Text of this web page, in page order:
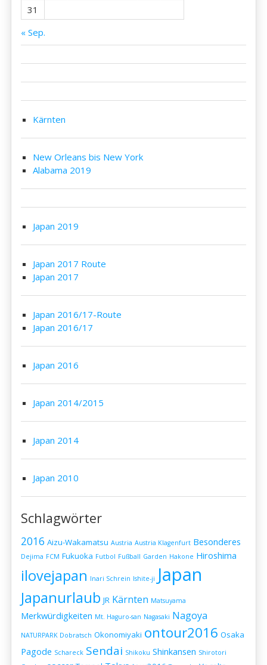
31
« Sep.
Kärnten
New Orleans bis New York
Alabama 2019
Japan 2019
Japan 2017 Route
Japan 2017
Japan 2016/17-Route
Japan 2016/17
Japan 2016
Japan 2014/2015
Japan 2014
Japan 2010
Schlagwörter
2016 Aizu-Wakamatsu Austria Austria Klagenfurt Besonderes
Dejima FCM Fukuoka Futbol Fußball Garden Hakone Hiroshima
ilovejapan Inari Schrein Ishite-ji Japan
Japanurlaub JR Kärnten Matsuyama
Merkwürdigkeiten Mt. Haguro-san Nagasaki Nagoya
NATURPARK Dobratsch Okonomiyaki ontour2016 Osaka
Pagode Schareck Sendai Shikoku Shinkansen Shirotori